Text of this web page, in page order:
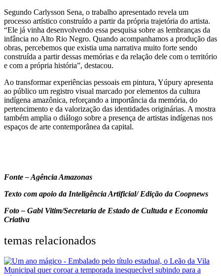
Segundo Carlysson Sena, o trabalho apresentado revela um
processo artístico construído a partir da própria trajetória do artista.
“Ele já vinha desenvolvendo essa pesquisa sobre as lembranças da
infância no Alto Rio Negro. Quando acompanhamos a produção das
obras, percebemos que existia uma narrativa muito forte sendo
construída a partir dessas memórias e da relação dele com o território
e com a própria história”, destacou.
Ao transformar experiências pessoais em pintura, Yúpury apresenta
ao público um registro visual marcado por elementos da cultura
indígena amazônica, reforçando a importância da memória, do
pertencimento e da valorização das identidades originárias. A mostra
também amplia o diálogo sobre a presença de artistas indígenas nos
espaços de arte contemporânea da capital.
Fonte – Agência Amazonas
Texto com apoio da Inteligência Artificial/ Edição da Coopnews
Foto – Gabi Vitim/Secretaria de Estado de Cultuda e Economia
Criativa
temas relacionados